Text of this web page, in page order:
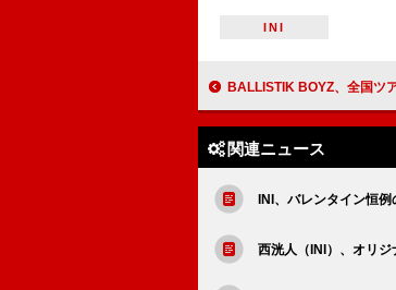
INI
BALLISTIK BOYZ、全国ツアー＆全て
関連ニュース
INI、バレンタイン恒
西洸人（INI）、オリ